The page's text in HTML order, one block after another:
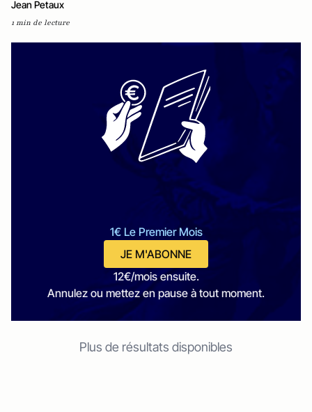
Jean Petaux
1 min de lecture
1€ Le Premier Mois
JE M'ABONNE
12€/mois ensuite.
Annulez ou mettez en pause à tout moment.
Plus de résultats disponibles